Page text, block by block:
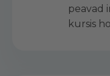
peavad
kursis